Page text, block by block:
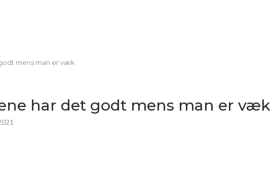
mens man er væk
har det godt mens man er væk